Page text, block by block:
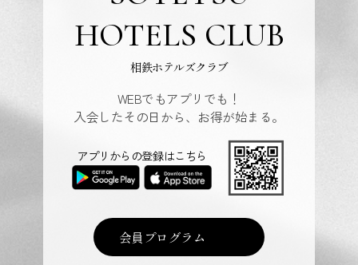
HOTELS CLUB
相鉄ホテルズクラブ
WEBでもアプリでも！
入会したその日から、お得が始まる。
会員プログラム
アプリからの登録はこちら